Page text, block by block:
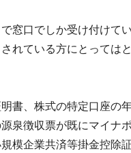
窓口でしか受け付けて
れている方にとっては
書、株式の特定口座の
泉徴収票が既にマイナ
模企業共済等掛金控除